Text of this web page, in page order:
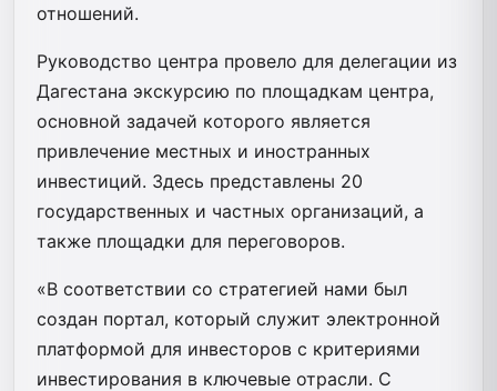
отношений.
Руководство центра провело для делегации из
Дагестана экскурсию по площадкам центра,
основной задачей которого является
привлечение местных и иностранных
инвестиций. Здесь представлены 20
государственных и частных организаций, а
также площадки для переговоров.
«В соответствии со стратегией нами был
создан портал, который служит электронной
платформой для инвесторов с критериями
инвестирования в ключевые отрасли. С